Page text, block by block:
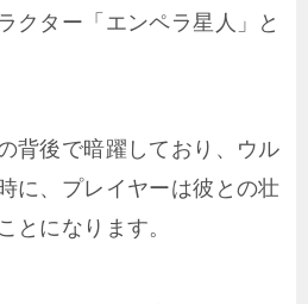
クター「エンペラ星人」と
背後で暗躍しており、ウル
に、プレイヤーは彼との壮
とになります。